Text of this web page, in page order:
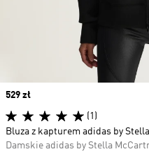
Price
529 zł
(1)
Bluza z kapturem adidas by
Damskie adidas by Stella